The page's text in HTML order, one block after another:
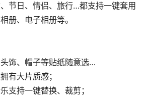
节日、情侣、旅行…都支持一键套用
册、电子相册等。
头饰、帽子等贴纸随意选…
有大片质感；
支持一键替换、裁剪；